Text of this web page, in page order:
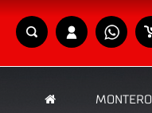
MONTERO